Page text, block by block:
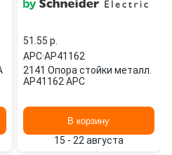
51.55 p.
APC·AP41162
2141 Опора стойки металл.
AP41162 APC
В корзину
15 - 22 августа